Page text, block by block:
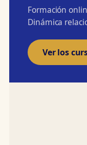
Formación
Dinámica
Ver los